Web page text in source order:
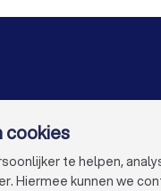
Aannemers
Aannemers in
voor u
cookies
te helpen,
Hiermee kunnen we